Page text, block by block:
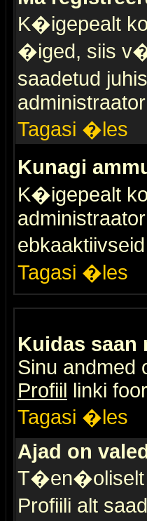
K�igepealt
�iged, siis
saadetud
Tagasi �les
Kunagi
K�igepealt
Tagasi �les
Kuidas saan
Sinu andmed
Profiil linki
Tagasi �les
Ajad on
T�en�oliselt
Profiili alt